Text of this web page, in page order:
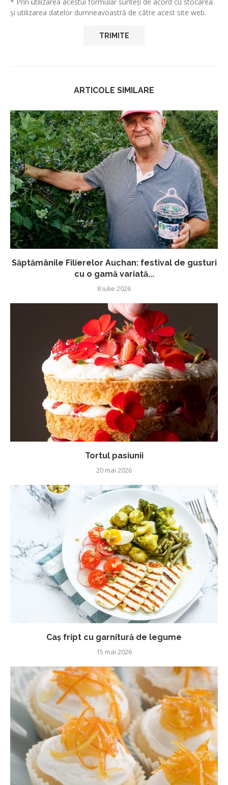
și utilizarea datelor dumneavoastră de către acest site web.
ARTICOLE SIMILARE
Săptămânile Filierelor Auchan: festival de gusturi
cu o gamă variată...
8 iulie 2026
Tortul pasiunii
20 mai 2026
Caș fript cu garnitură de legume
15 mai 2026